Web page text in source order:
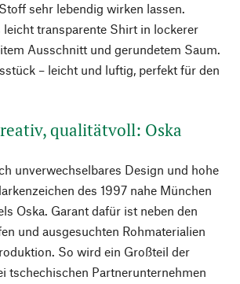
sehr lebendig wirken lassen.
leicht transparente Shirt in lockerer
Ausschnitt und gerundetem Saum.
– leicht und luftig, perfekt für den
qualitätvoll: Oska
unverwechselbares Design und hohe
des 1997 nahe München
Oska. Garant dafür ist neben den
und ausgesuchten Rohmaterialien
So wird ein Großteil der
tschechischen Partnerunternehmen